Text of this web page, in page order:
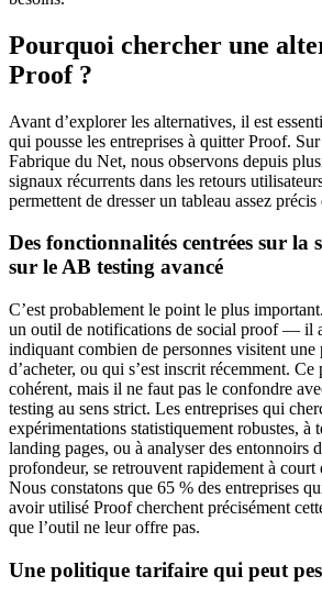
Pourquoi chercher une
Proof ?
Avant d’explorer les alternatives, il est
qui pousse les entreprises à quitter Proof.
Fabrique du Net, nous observons depuis
signaux récurrents dans les retours
permettent de dresser un tableau assez
Des fonctionnalités centrées sur la
sur le AB testing avancé
C’est probablement le point le plus
un outil de notifications de social proof — il
indiquant combien de personnes visitent une
d’acheter, ou qui s’est inscrit récemment.
cohérent, mais il ne faut pas le confondre
testing au sens strict. Les entreprises qui
expérimentations statistiquement robustes, à
landing pages, ou à analyser des entonnoirs
profondeur, se retrouvent rapidement à court
Nous constatons que 65 % des entreprises
avoir utilisé Proof cherchent précisément
que l’outil ne leur offre pas.
Une politique tarifaire qui peut